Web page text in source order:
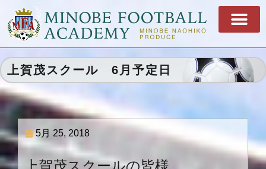
上賀茂スクール 6月予定日
5月 25, 2018